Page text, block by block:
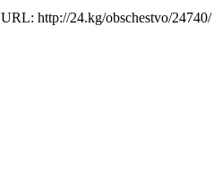
URL: http://24.kg/obschestvo/24740/